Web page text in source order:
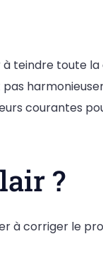
teindre toute
courantes
?
à corriger le